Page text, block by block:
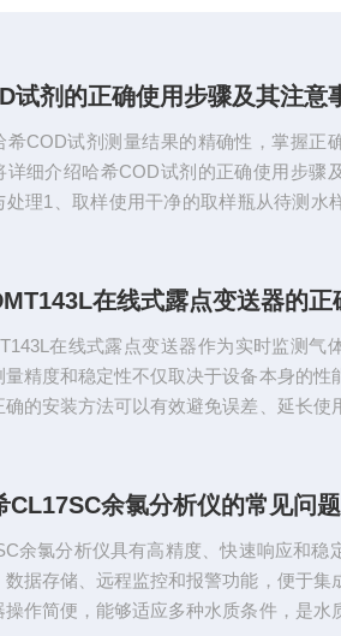
试剂的正确使用步骤及其注意
希COD试剂测量结果的精确性，掌握正
详细介绍哈希COD试剂的正确使用步骤
处理1、取样使用干净的取样瓶从待测水
通常情况下，COD值较高的工业废水需
注意不要让样品接触到...
在线式露点变送器作为实时监测气
量精度和稳定性不仅取决于设备本身的性
的安装方法可以有效避免误差、延长使
气体的种类、温度、压力范围以及是否
湿或剧烈振动...
CL17SC余氯分析仪的常见问
余氯分析仪具有高精度、快速响应和稳
数据存储、远程监控和报警功能，便于集
操作简便，能够适应多种水质条件，是水